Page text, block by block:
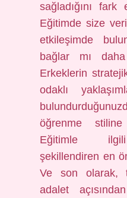
sağladığını
Eğitimde size
etkileşimde
bağlar mı
Erkeklerin
odaklı
öğrenme stiline
Eğitimle ilgili
şekillendiren en
Ve son olarak,
adalet